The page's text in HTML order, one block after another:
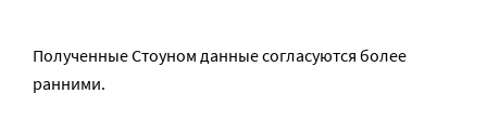
Полученные Стоуном данные согласуются более
ранними.